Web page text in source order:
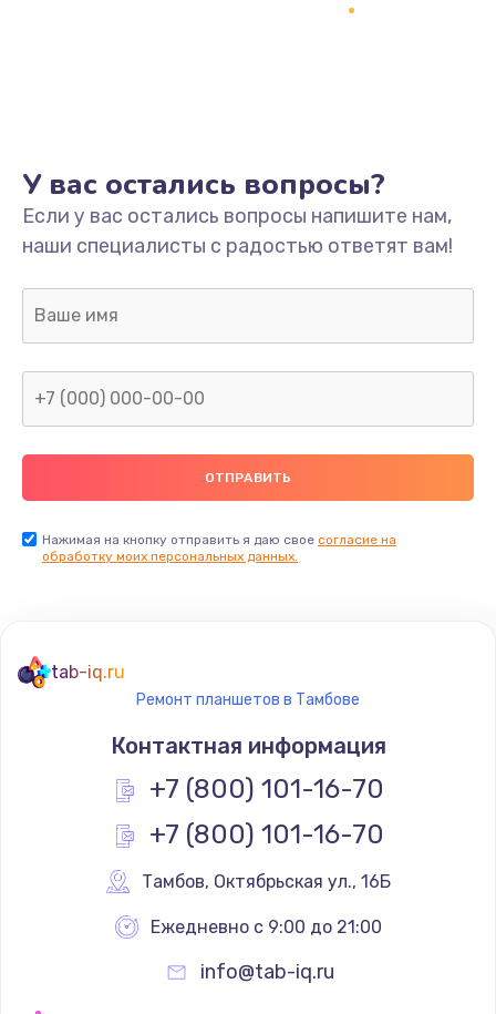
1550 руб.
Заказать
Заказать
Замена звуковой карты
1600 руб.
Заказать
1560 руб.
1800 руб.
Замена тачпада
1660 руб.
Заказать
Замена контроллера питания
Заказать
У вас остались вопросы?
Если у вас остались вопросы напишите нам,
наши специалисты с радостью ответят вам!
Нажимая на кнопку отправить я даю свое согласие на
обработку моих персональных данных.
tab-iq.ru
Ремонт планшетов в Тамбове
Контактная информация
+7 (800) 101-16-70
+7 (800) 101-16-70
Тамбов, Октябрьская ул., 16Б
Ежедневно с 9:00 до 21:00
info@tab-iq.ru